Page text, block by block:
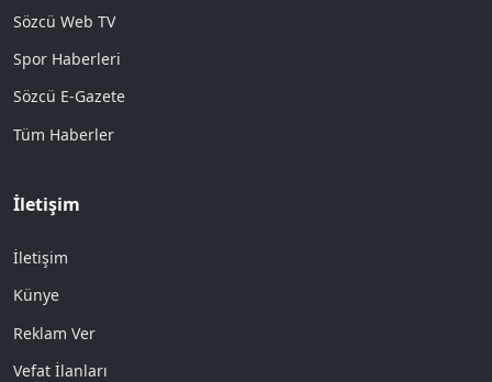
Sözcü Web TV
Spor Haberleri
Sözcü E-Gazete
Tüm Haberler
İletişim
İletişim
Künye
Reklam Ver
Vefat İlanları